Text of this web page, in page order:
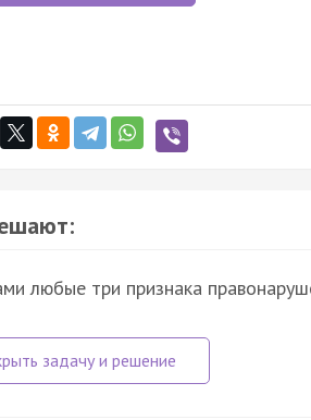
любые три признака